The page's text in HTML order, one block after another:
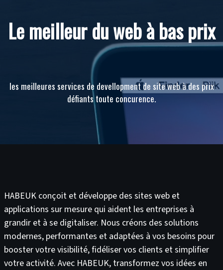
Le meilleur du web à bas prix
les meilleures services de devellopment de site web à des prix
défiants toute concurence.
HABEUK conçoit et développe des sites webet
applications sur mesurequi aident les entreprises à
grandir et à se digitaliser. Nous créons des solutions
modernes, performantes et adaptées à vos besoins pour
booster votre visibilité,fidéliser vos clients etsimplifier
votre activité. Avec HABEUK, transformez vos idées en